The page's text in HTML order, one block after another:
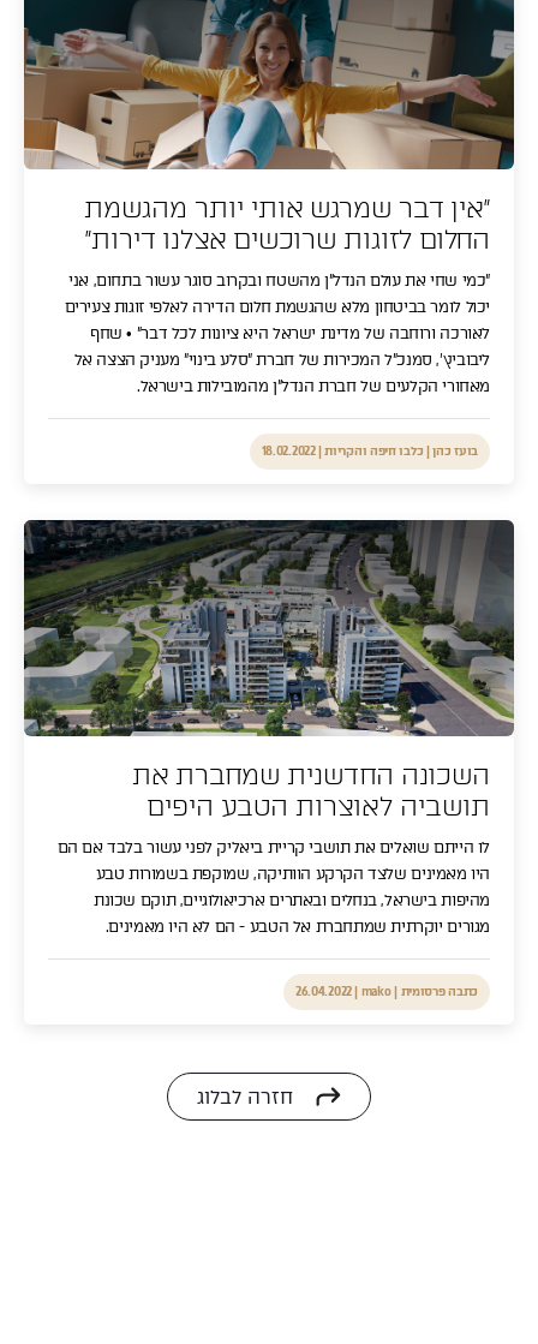
"אין דבר שמרגש אותי יותר מהגשמת
החלום לזוגות שרוכשים אצלנו דירות"
"כמי שחי את עולם הנדל"ן מהשטח ובקרוב סוגר עשור בתחום, אני
יכול לומר בביטחון מלא שהגשמת חלום הדירה לאלפי זוגות צעירים
לאורכה ורוחבה של מדינת ישראל היא ציונות לכל דבר" • שחף
ליבוביץ', סמנכ"ל המכירות של חברת "סלע בינוי" מעניק הצצה אל
מאחורי הקלעים של חברת הנדל"ן מהמובילות בישראל.
בועז כהן | כלבו חיפה והקריות|
18.02.2022
השכונה החדשנית שמחברת את
תושביה לאוצרות הטבע היפים
לו הייתם שואלים את תושבי קריית ביאליק לפני עשור בלבד אם הם
היו מאמינים שלצד הקרקע הוותיקה, שמוקפת בשמורות טבע
מהיפות בישראל, בנחלים ובאתרים ארכיאולוגיים, תוקם שכונת
מגורים יוקרתית שמתחברת אל הטבע - הם לא היו מאמינים.
כתבה פרסומית | mako |
26.04.2022
חזרה לבלוג
תודה, פרטיך התקבלו
נציגנו ישובו אליך בהקדם.